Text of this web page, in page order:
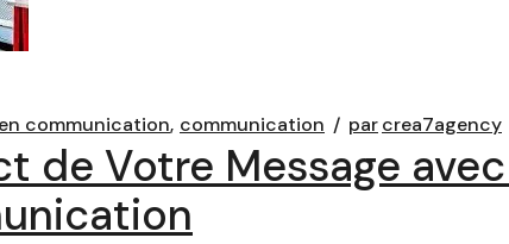
communication communication parcrea7agency
de Votre Message